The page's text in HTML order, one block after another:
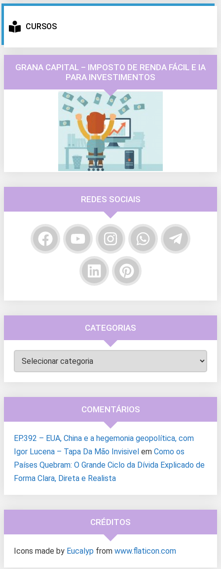
CURSOS
GRANA CAPITAL – IMPOSTO DE RENDA FÁCIL E IA
PARA INVESTIMENTOS
REDES SOCIAIS
CATEGORIAS
Categorias
COMENTÁRIOS
EP.392 – EUA, China e a hegemonia geopolítica, com
Igor Lucena – Tapa Da Mão Invisivel em Como os
Países Quebram: O Grande Ciclo da Dívida Explicado de
Forma Clara, Direta e Realista
CRÉDITOS
Icons made by Eucalyp from www.flaticon.com